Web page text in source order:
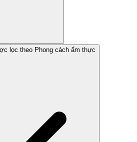
lọc theo Phong cách ẩm thực